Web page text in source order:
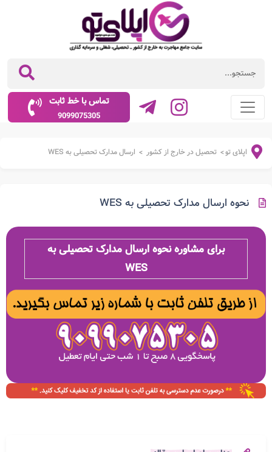
تماس با خط ثابت
9099075305
اپلای تو> تحصیل در خارج از کشور > ارسال مدارک تحصیلی به WES
نحوه ارسال مدارک تحصیلی به WES
برای مشاوره نحوه ارسال مدارک تحصیلی به
WES